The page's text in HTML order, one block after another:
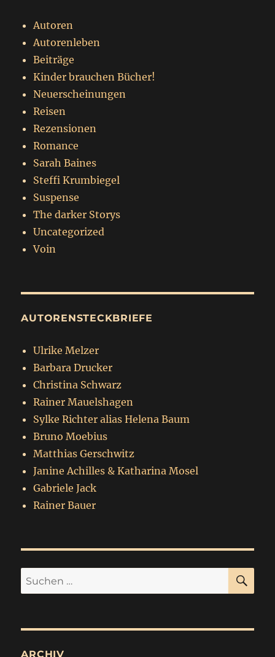
Autoren
Autorenleben
Beiträge
Kinder brauchen Bücher!
Neuerscheinungen
Reisen
Rezensionen
Romance
Sarah Baines
Steffi Krumbiegel
Suspense
The darker Storys
Uncategorized
Voin
AUTORENSTECKBRIEFE
Ulrike Melzer
Barbara Drucker
Christina Schwarz
Rainer Mauelshagen
Sylke Richter alias Helena Baum
Bruno Moebius
Matthias Gerschwitz
Janine Achilles & Katharina Mosel
Gabriele Jack
Rainer Bauer
Suchen
nach:
ARCHIV